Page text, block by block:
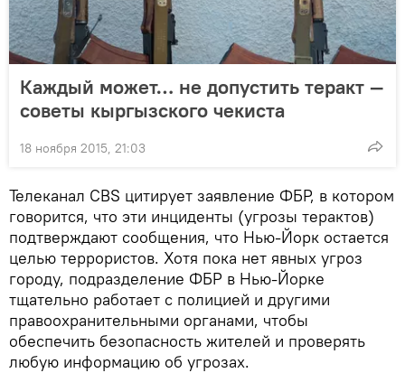
Каждый может… не допустить теракт —
советы кыргызского чекиста
18 ноября 2015, 21:03
Телеканал CBS цитирует заявление ФБР, в котором
говорится, что эти инциденты (угрозы терактов)
подтверждают сообщения, что Нью-Йорк остается
целью террористов. Хотя пока нет явных угроз
городу, подразделение ФБР в Нью-Йорке
тщательно работает с полицией и другими
правоохранительными органами, чтобы
обеспечить безопасность жителей и проверять
любую информацию об угрозах.